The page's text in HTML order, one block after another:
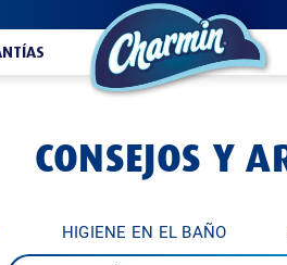
CONSEJOS Y
HIGIENE EN EL BAÑO